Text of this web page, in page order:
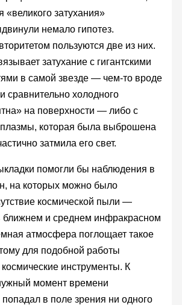
«великого затухания»
немало гипотез.
пользуются две из них.
затухание с гигантскими
в самой звезде — чем-то вроде
сравнительно холодного
на поверхности — либо с
которая была выброшена
затмила его свет.
помогли бы наблюдения в
на которых можно было
космической пыли —
ближнем и среднем инфракрасном
атмосфера поглощает такое
для подобной работы
инструменты. К
момент времени
попадал в поле зрения ни одного